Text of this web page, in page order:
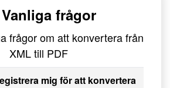
Vanliga frågor
frågor om att konvertera från
XML till PDF
mig för att konvertera